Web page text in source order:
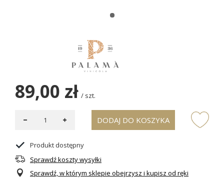
89,00 zł / szt.
DODAJ DO KOSZYKA
Produkt dostępny
Sprawdź koszty wysyłki
Sprawdź, w którym sklepie obejrzysz i kupisz od ręki